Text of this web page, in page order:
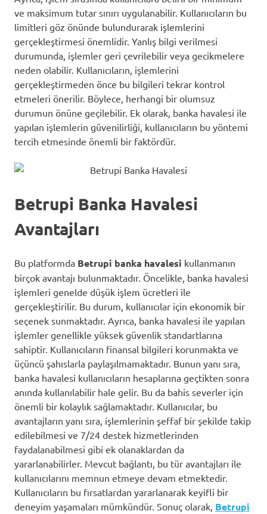
ve maksimum tutar sınırı uygulanabilir. Kullanıcıların bu
limitleri göz önünde bulundurarak işlemlerini
gerçekleştirmesi önemlidir. Yanlış bilgi verilmesi
durumunda, işlemler geri çevrilebilir veya gecikmelere
neden olabilir. Kullanıcıların, işlemlerini
gerçekleştirmeden önce bu bilgileri tekrar kontrol
etmeleri önerilir. Böylece, herhangi bir olumsuz
durumun önüne geçilebilir. Ek olarak, banka havalesi ile
yapılan işlemlerin güvenilirliği, kullanıcıların bu yöntemi
tercih etmesinde önemli bir faktördür.
Betrupi Banka Havalesi
Avantajları
Bu platformda Betrupi banka havalesi kullanmanın
birçok avantajı bulunmaktadır. Öncelikle, banka havalesi
işlemleri genelde düşük işlem ücretleri ile
gerçekleştirilir. Bu durum, kullanıcılar için ekonomik bir
seçenek sunmaktadır. Ayrıca, banka havalesi ile yapılan
işlemler genellikle yüksek güvenlik standartlarına
sahiptir. Kullanıcıların finansal bilgileri korunmakta ve
üçüncü şahıslarla paylaşılmamaktadır. Bunun yanı sıra,
banka havalesi kullanıcıların hesaplarına geçtikten sonra
anında kullanılabilir hale gelir. Bu da bahis severler için
önemli bir kolaylık sağlamaktadır. Kullanıcılar, bu
avantajların yanı sıra, işlemlerinin şeffaf bir şekilde takip
edilebilmesi ve 7/24 destek hizmetlerinden
faydalanabilmesi gibi ek olanaklardan da
yararlanabilirler. Mevcut bağlantı, bu tür avantajları ile
kullanıcılarını memnun etmeye devam etmektedir.
Kullanıcıların bu fırsatlardan yararlanarak keyifli bir
deneyim yaşamaları mümkündür. Sonuç olarak, Betrupi